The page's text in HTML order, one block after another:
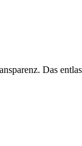
Das